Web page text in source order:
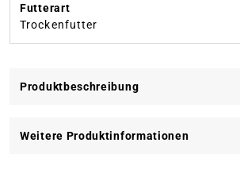
Futterart
Trockenfutter
Produktbeschreibung
Weitere Produktinformationen